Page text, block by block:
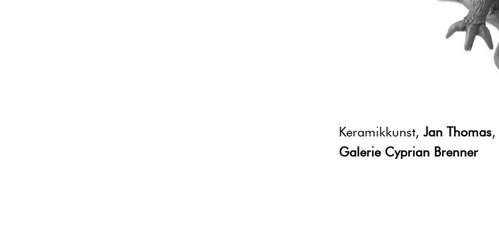
Keramikkunst, Jan Thomas,
Galerie Cyprian Brenner